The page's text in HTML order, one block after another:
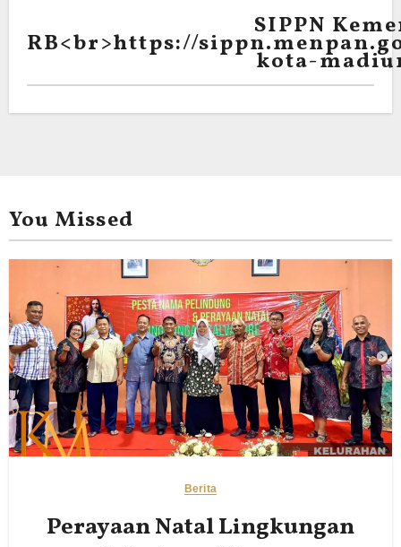
SIPPN
RB<br>https://
kota-
You Missed
Berita
Perayaan Natal Lingkungan